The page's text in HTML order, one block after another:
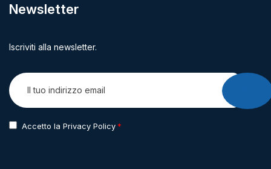
Newsletter
Iscriviti alla newsletter.
Accetto la Privacy Policy